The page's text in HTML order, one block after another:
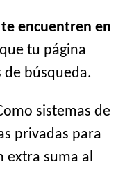
encuentren en
tu página
de búsqueda.
sistemas de
privadas para
extra suma al